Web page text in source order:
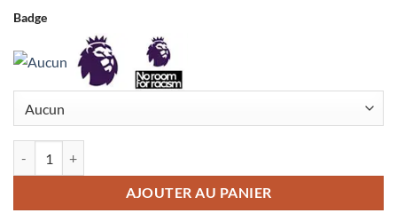
Badge
AJOUTER AU PANIER